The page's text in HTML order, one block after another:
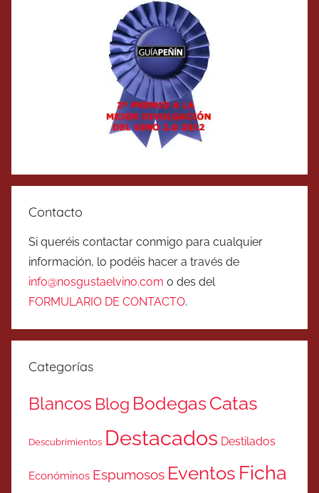
Contacto
Si queréis contactar conmigo para cualquier
información, lo podéis hacer a través de
info@nosgustaelvino.com o des del
FORMULARIO DE CONTACTO.
Categorías
Blancos Blog BodegasCatas
Descubrimientos Destacados Destilados
Económinos Espumosos Eventos Ficha